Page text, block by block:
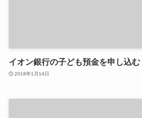
イオン銀行の子ども預金を申し込む
2018年1月14日